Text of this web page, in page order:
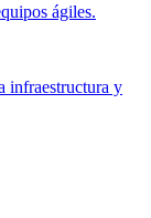
ágiles.
infraestructura y